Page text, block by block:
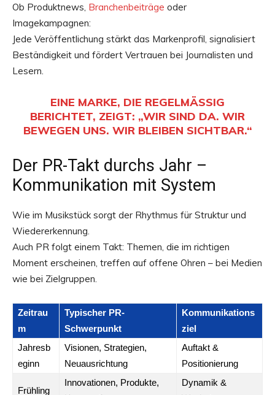
Ob Produktnews, Branchenbeiträge oder
Imagekampagnen:
Jede Veröffentlichung stärkt das Markenprofil, signalisiert
Beständigkeit und fördert Vertrauen bei Journalisten und
Lesern.
EINE MARKE, DIE REGELMÄSSIG B
ERICHTET, ZEIGT: „WIR SIND DA. WIR B
EWEGEN UNS. WIR BLEIBEN SICHTBAR.“
Der PR-Takt durchs Jahr –
Kommunikation mit System
Wie im Musikstück sorgt der Rhythmus für Struktur und
Wiedererkennung.
Auch PR folgt einem Takt: Themen, die im richtigen
Moment erscheinen, treffen auf offene Ohren – bei Medien
wie bei Zielgruppen.
Zeitrau
m
Typischer PR-
Schwerpunkt
Kommunikations
ziel
Jahresb
eginn
Visionen, Strategien,
Neuausrichtung
Auftakt &
Positionierung
Frühling
Innovationen, Produkte,
Dynamik &